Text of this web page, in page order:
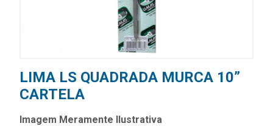
LIMA LS QUADRADA MURCA 10”
CARTELA
Imagem Meramente Ilustrativa